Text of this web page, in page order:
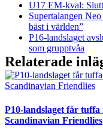
U17 EM-kval:
Supertalangen
bäst i världen”
P16-landslaget
som grupptvåa
Relaterade
P10-landslaget får
Scandinavian Friendlies